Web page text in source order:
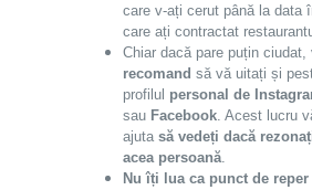
care v-ați cerut până la data
care ați contractat
Chiar dacă pare puțin ciudat,
recomand să vă uitați și
profilul personal de
sau Facebook. Acest lucru
ajuta să vedeți dacă
acea persoană.
Nu îți lua ca punct de reper